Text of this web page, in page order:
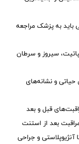
به پزشک مراجعه
سیروز و سرطان
حیاتی و نشانه‌های
قبل و بعد
بعد از استنت
آنژیوپلاستی و جراحی